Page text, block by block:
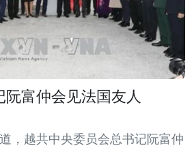
富仲会见法国友人
，越共中央委员会总书记阮富仲